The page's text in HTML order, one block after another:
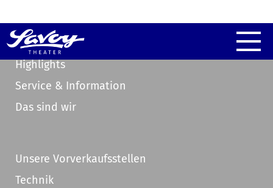
Highlights
Service & Information
Das sind wir
Unsere Vorverkaufsstellen
Technik